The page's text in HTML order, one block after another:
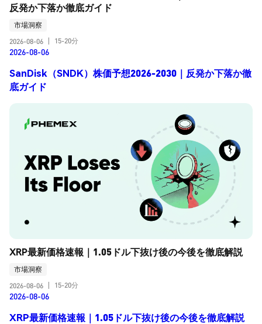
反発か下落か徹底ガイド
市場洞察
2026-08-06
15-20分
2026-08-06
SanDisk（SNDK）株価予想2026-2030｜反発か下落か徹
底ガイド
XRP最新価格速報｜1.05ドル下抜け後の今後を徹底解説
市場洞察
2026-08-06
15-20分
2026-08-06
XRP最新価格速報｜1.05ドル下抜け後の今後を徹底解説